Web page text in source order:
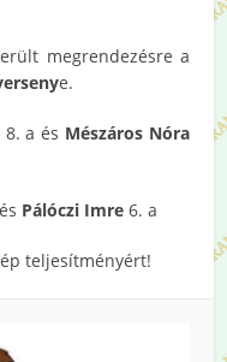
megrendezésre a
e.
8. a és Mészáros Nóra
Pálóczi Imre 6. a
teljesítményért!